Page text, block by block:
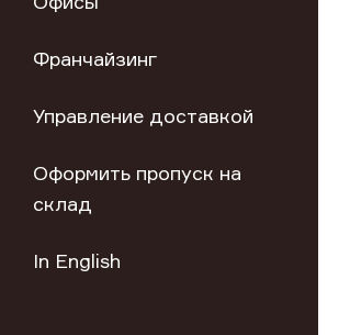
Франчайзинг
Управление доставкой
Оформить пропуск на
склад
In English